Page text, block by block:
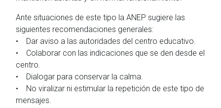
Ante situaciones de este tipo la ANEP sugiere las
siguientes recomendaciones generales:
• Dar aviso a las autoridades del centro educativo.
• Colaborar con las indicaciones que se den desde el
centro.
• Dialogar para conservar la calma.
• No viralizar ni estimular la repetición de este tipo de
mensajes.